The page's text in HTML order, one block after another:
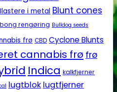
i metal Blunt cones
bong rengøring Bulldog seeds
frø CBD Cyclone Blunts
cannabis frø frø
Indica kalkfjerner
lugtblok lugtfjerner